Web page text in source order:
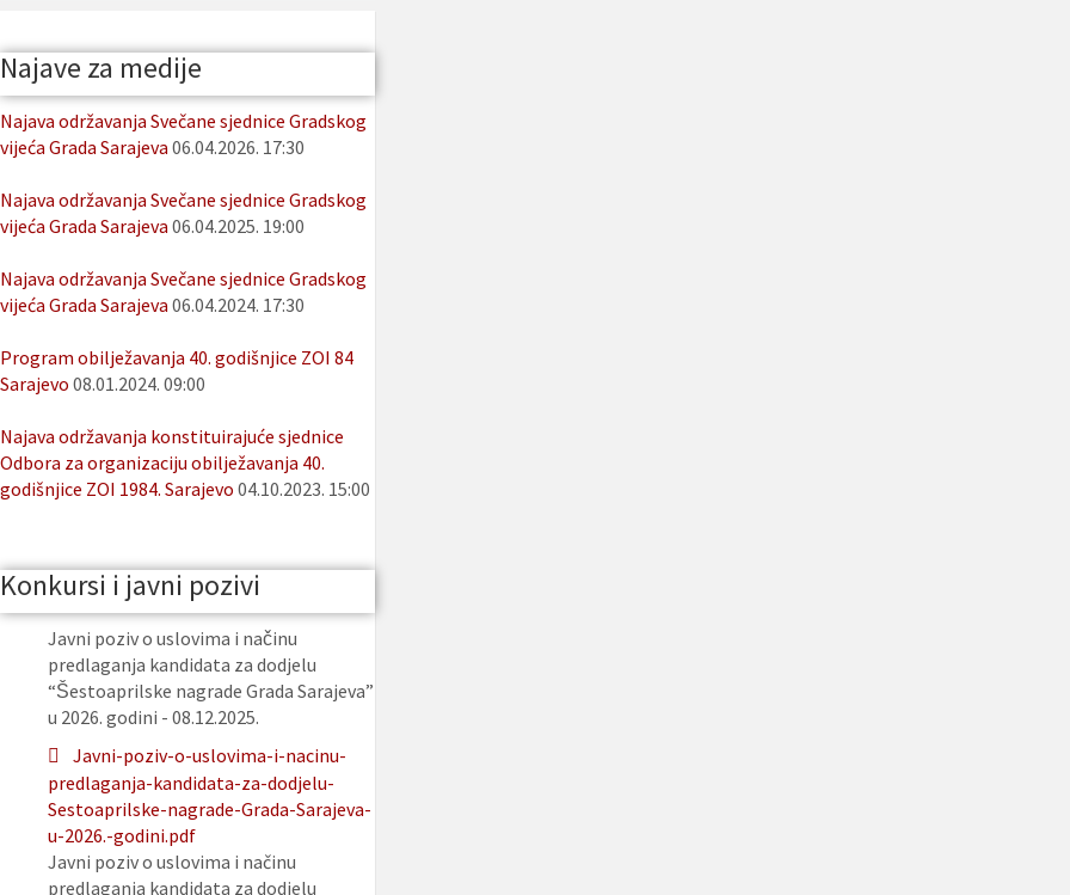
Najave za medije
Najava održavanja Svečane sjednice Gradskog
vijeća Grada Sarajeva 06.04.2026. 17:30
Najava održavanja Svečane sjednice Gradskog
vijeća Grada Sarajeva 06.04.2025. 19:00
Najava održavanja Svečane sjednice Gradskog
vijeća Grada Sarajeva 06.04.2024. 17:30
Program obilježavanja 40. godišnjice ZOI 84
Sarajevo 08.01.2024. 09:00
Najava održavanja konstituirajuće sjednice
Odbora za organizaciju obilježavanja 40.
godišnjice ZOI 1984. Sarajevo 04.10.2023. 15:00
Konkursi i javni pozivi
Javni poziv o uslovima i načinu
predlaganja kandidata za dodjelu
“Šestoaprilske nagrade Grada Sarajeva”
u 2026. godini - 08.12.2025.
Javni-poziv-o-uslovima-i-nacinu-
predlaganja-kandidata-za-dodjelu-
Sestoaprilske-nagrade-Grada-Sarajeva-
u-2026.-godini.pdf
Javni poziv o uslovima i načinu
predlaganja kandidata za dodjelu